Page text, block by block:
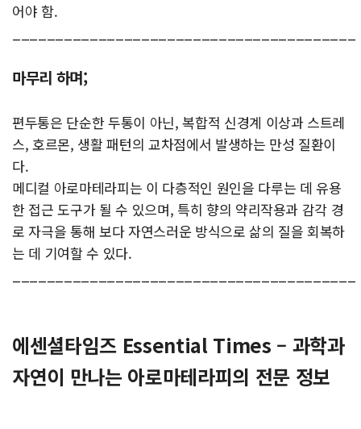
어야 함.
마무리 하며;
편두통은 단순한 두통이 아닌, 복합적 신경계 이상과 스트레
스, 호르몬, 생활 패턴의 교차점에서 발생하는 만성 질환이
다.
메디컬 아로마테라피는 이 다층적인 원인을 다루는 데 유용
한 접근 도구가 될 수 있으며, 특히 향의 약리작용과 감각 경
로 자극을 통해 보다 자연스러운 방식으로 삶의 질을 회복하
는 데 기여할 수 있다.
에센셜타임즈 Essential Times – 과학과
자연이 만나는 아로마테라피의 전문 정보